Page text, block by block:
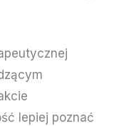
lepiej poznać